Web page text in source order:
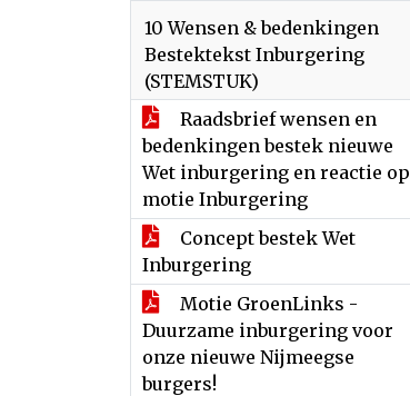
10 Wensen & bedenkingen
Bestektekst Inburgering
(STEMSTUK)
Raadsbrief wensen en
bedenkingen bestek nieuwe
Wet inburgering en reactie op
motie Inburgering
Concept bestek Wet
Inburgering
Motie GroenLinks -
Duurzame inburgering voor
onze nieuwe Nijmeegse
burgers!